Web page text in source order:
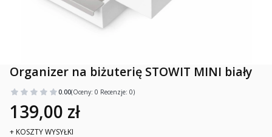
Organizer na biżuterię STOWIT MINI biały
0.00(Oceny: 0 Recenzje: 0)
139,00 zł
+ KOSZTY WYSYŁKI